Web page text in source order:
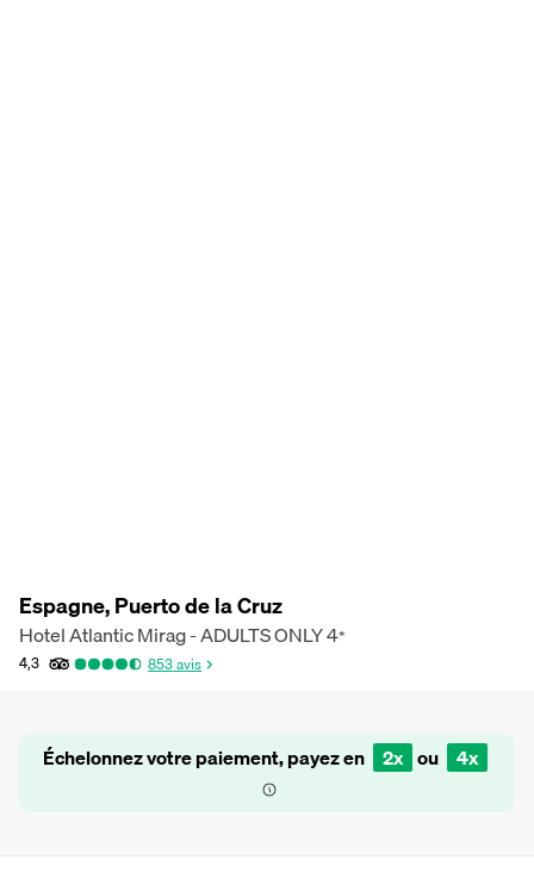
Espagne, Puerto de la Cruz
Hotel Atlantic Mirag - ADULTS ONLY4*
4,3 853avis
Échelonnez votre paiement, payez en 2x ou 4x